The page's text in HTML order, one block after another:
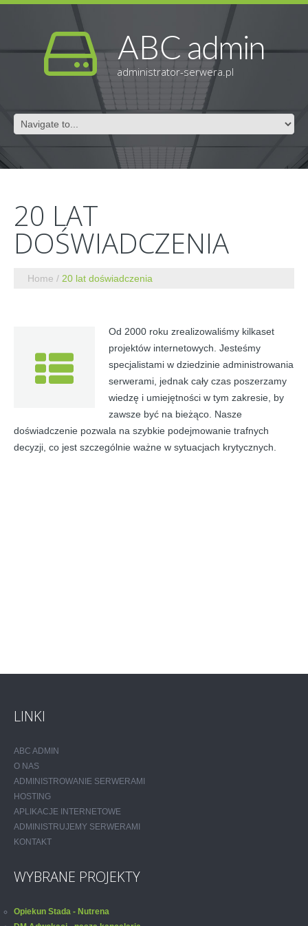
administrator-serwera.pl
20 LAT
DOŚWIADCZENIA
Home 20 lat doświadczenia
Od 2000 roku zrealizowaliśmy kilkaset
projektów internetowych. Jesteśmy
specjalistami w dziedzinie administrowania
serwerami, jednak cały czas poszerzamy
wiedzę i umiejętności w tym zakresie, by
zawsze być na bieżąco. Nasze
doświadczenie pozwala na szybkie podejmowanie trafnych
decyzji, co jest szczególnie ważne w sytuacjach krytycznych.
LINKI
ABC ADMIN
O NAS
ADMINISTROWANIE SERWERAMI
HOSTING
APLIKACJE INTERNETOWE
ADMINISTRUJEMY SERWERAMI
KONTAKT
WYBRANE PROJEKTY
Opiekun Stada - Nutrena